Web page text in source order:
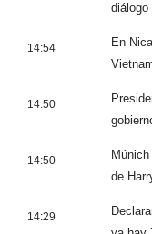
diálogo
14:54
En
14:50
14:50
de
14:29